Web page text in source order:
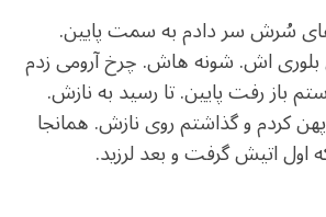
سُرش سر دادم به سمت پایین.
اش. شونه هاش. چرخ آرومی زدم
باز رفت پایین. تا رسید به نازش.
کردم و گذاشتم روی نازش. همانجا
اول اتیش گرفت و بعد لرزید.